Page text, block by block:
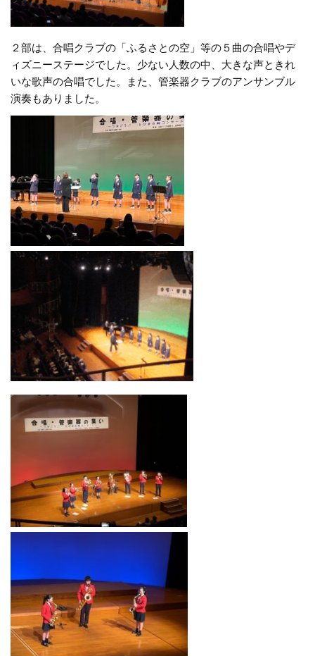
２部は、合唱クラブの「ふるさとの空」等の５曲の合唱やデ
ィズニーステージでした。少ない人数の中、大きな声ときれ
いな歌声の合唱でした。また、管楽器クラブのアンサンブル
演奏もありました。